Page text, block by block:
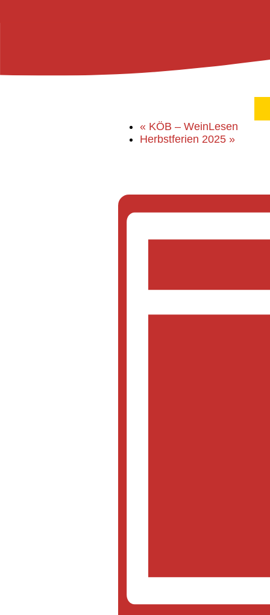
« KÖB – WeinLesen
Herbstferien 2025 »